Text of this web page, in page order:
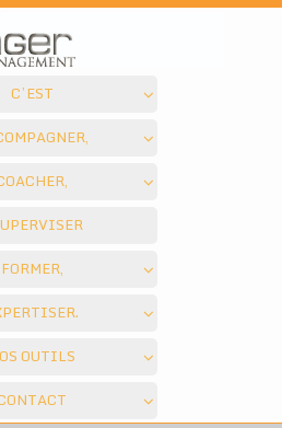
C’EST
FORMER,
OUTILS